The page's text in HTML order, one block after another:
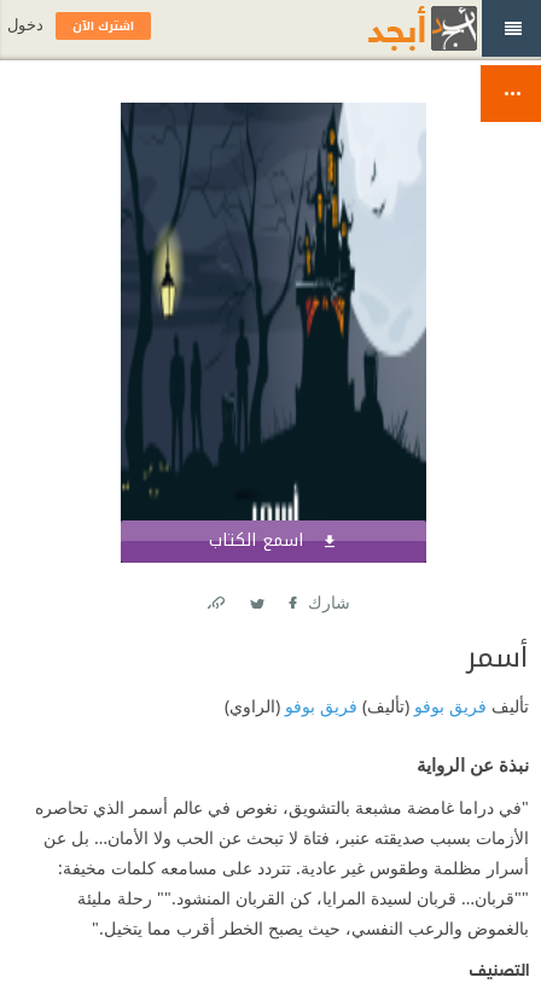
اسمع الكتاب
شارك
أسمر
تأليف فريق بوفو (تأليف) فريق بوفو (الراوي)
نبذة عن الرواية
"في دراما غامضة مشبعة بالتشويق، نغوص في عالم أسمر الذي تحاصره
الأزمات بسبب صديقته عنبر، فتاة لا تبحث عن الحب ولا الأمان… بل عن
أسرار مظلمة وطقوس غير عادية. تتردد على مسامعه كلمات مخيفة:
""قربان… قربان لسيدة المرايا، كن القربان المنشود."" رحلة مليئة
بالغموض والرعب النفسي، حيث يصبح الخطر أقرب مما يتخيل."
التصنيف
اشترك الآن دخول